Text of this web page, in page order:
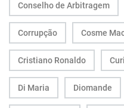
Conselho de Arbitragem
Corrupção Cosme
Cristiano Ronaldo
Di Maria Diomande